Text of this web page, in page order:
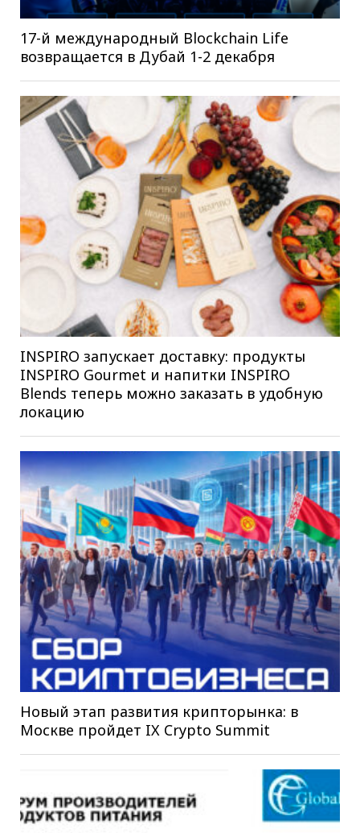
17-й международный Blockchain Life
возвращается в Дубай 1-2 декабря
INSPIRO запускает доставку: продукты
INSPIRO Gourmet и напитки INSPIRO
Blends теперь можно заказать в удобную
локацию
Новый этап развития крипторынка: в
Москве пройдет IX Crypto Summit